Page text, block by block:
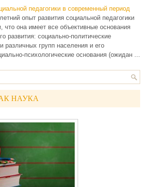
педагогики в современный период
опыт развития социальной педагогики
что она имеет все объективные основания
развития: социально-политические
различных групп населения и его
психологические основания (ожидан ...
НАУКА